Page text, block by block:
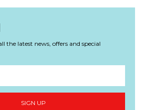
the latest news, offers and special
SIGN UP